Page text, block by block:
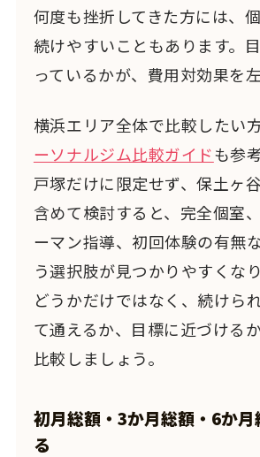
何度も挫折してきた方には、
続けやすいこともあります。
っているかが、費用対効果を
横浜エリア全体で比較したい方
ーソナルジム比較ガイドも参
戸塚だけに限定せず、保土ヶ
含めて検討すると、完全個室
ーマン指導、初回体験の有無
う選択肢が見つかりやすくな
どうかだけではなく、続けら
て通えるか、目標に近づける
比較しましょう。
初月総額・3か月総額・6か
る